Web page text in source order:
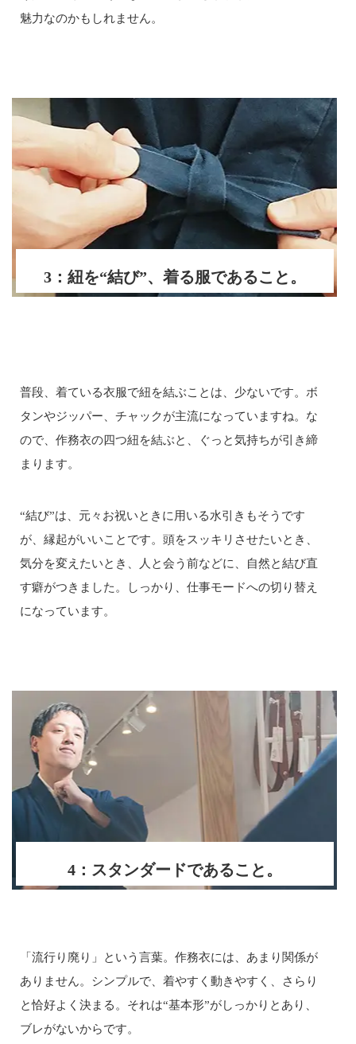
魅力なのかもしれません。
3：紐を“結び”、着る服であること。
普段、着ている衣服で紐を結ぶことは、少ないです。ボ
タンやジッパー、チャックが主流になっていますね。な
ので、作務衣の四つ紐を結ぶと、ぐっと気持ちが引き締
まります。
“結び”は、元々お祝いときに用いる水引きもそうです
が、縁起がいいことです。頭をスッキリさせたいとき、
気分を変えたいとき、人と会う前などに、自然と結び直
す癖がつきました。しっかり、仕事モードへの切り替え
になっています。
4：スタンダードであること。
「流行り廃り」という言葉。作務衣には、あまり関係が
ありません。シンプルで、着やすく動きやすく、さらり
と恰好よく決まる。それは“基本形”がしっかりとあり、
ブレがないからです。